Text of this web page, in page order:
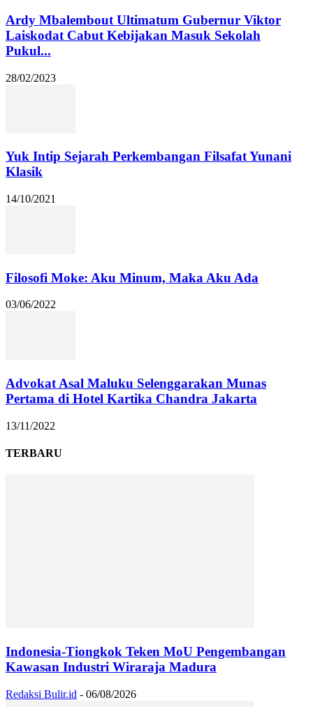
Ardy Mbalembout Ultimatum Gubernur Viktor
Laiskodat Cabut Kebijakan Masuk Sekolah
Pukul...
28/02/2023
Yuk Intip Sejarah Perkembangan Filsafat Yunani
Klasik
14/10/2021
Filosofi Moke: Aku Minum, Maka Aku Ada
03/06/2022
Advokat Asal Maluku Selenggarakan Munas
Pertama di Hotel Kartika Chandra Jakarta
13/11/2022
TERBARU
Indonesia-Tiongkok Teken MoU Pengembangan
Kawasan Industri Wiraraja Madura
Redaksi Bulir.id - 06/08/2026